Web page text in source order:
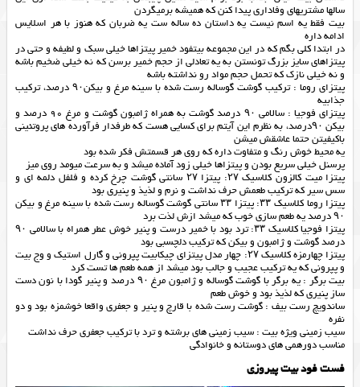
سالها مشتریهای وفاداری پیدا کنن که همیشه برمیگردن
بیت فقط یه اسم نیست یه داستان ده ساله ست یه ضربان که هنوز با هر اسلایس
ادامه داره
در ابتدا کلی بگم که در این مجموعه بیتفود خمیر پیتزاها خیلی سبک و لطیفه و حتی در
پیتزاهای سایز بزرگ تونستن به یه تعادلی از حجم خمیر برسن که نه خیلی ضخیم باشه
و نه خیلی نازک که تحمل حجم مواد رو نداشته باشه
پیتزای روما : ترکیب گوشت گوساله رست شده با سینه مرغ و بیکن۹۰ درصد، ترکیب
جذابیه
پیتزای فوجیا : سالامی ۹۰ درصد گوشت به همراه ژامبون گوشت و مرغ 90 درصد و
بیکن ۹۰درصد، به نظرم این آیتم برای کسایی هست که طرفدار فرآورده های پروتئینی
باکیفیتن حتما عاشقش میشن
یه محیط خوش رنگ و متفاوت داره که روی هر قسمتش فکر شده بود
پرسنل خیلی سریع بودن و پیتزاها خیلی زود آماده میشد و به سرعت میومد روی میز
پیتزا میت کالزون کلاسیک ۲۷: پیتزا ۲۷ سانتی گوشت چرخ کرده و فلفل دلمه ای و
سس سیر که ترکیب طعمش حرف نداشت و نرم و لذیذ و پنیری بود
پیتزا روما کلاسیک ۳۳: پیتزا ۳۳ سانتی گوشت گوساله رست شده با سینه مرغ و بیکن
۹۰ درصد یه طعم سازی خوب که میشد ازش لذت برد
پیتزا فوجیا کلاسیک ۳۳: ترد بود با خمیر درست و پنیر خوش عطر همراه با سالامی ۹۰
درصد گوشت و ژامبون و بیکن که ترکیب دلچسبی بود
پیتزا چهارمزه کلاسیک ۲۷: چهار مدل پیتزای چیکابیت پپرونی و گارل استیک و وج بیت
و پپرونی که یه ترکیب عجیب و جالب بود میشد از همه طعم ها تست کرد
بیت برگر : یه برگر با گوشت گوساله و ژامبون مرغ ۹۰ درصد و پنیر گودا با نون دست
ساز پنیری که لذیذ بود و خوش طعم
ساندویچ رست بیف : گوشت رست شده با قارچ و پنیر و جعفری واقعا خوشمزه بود و دو
نفره
سیب زمینی ویژه بیت : سیب زمینی های برشته و ترد با ترکیب جعفری حرف نداشت
مناسب دورهمی های دوستانه و خانوادگی
فست فود بیت پیروزی